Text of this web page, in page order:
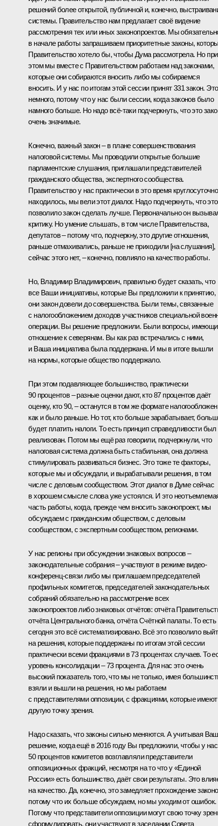
решений более открытой, публичной и, конечно,
системы. Правительство нам предлагает своё видение
рассмотрения тех или иных законопроектов. Мы
в начале работы запрашиваем приоритетные законы,
Правительство хотело бы, чтобы Дума рассмотрела. Но при
этом мы вместе с Правительством работаем над законами,
которые они собираются вносить либо мы собираемся
вносить. И у нас по итогам этой сессии принят 331 закон. Это
немного, потому что у нас были сессии, когда законов было
намного больше. Но надо всё-таки подчеркнуть, что это
очень значимые.
Конечно, важный закон – в плане совершенствования
налоговой системы. Мы проводили открытые большие
парламентские слушания, приглашали представителей
гражданского общества, экспертного сообщества.
Правительство у нас практически в это время круглосуточно
находилось, мы вели этот диалог. Надо подчеркнуть, что это
позволило закон сделать лучше. Первоначально он
критику. Но умение слышать, в том числе Правительства,
депутатов – потому что, подчеркну, это другие отношения,
раньше отмахивались, раньше не приходили [на слушания],
сейчас этого нет, – конечно, повлияло на качество работы.
Но, Владимир Владимирович, правильно будет сказать, что
все Ваши инициативы, которые Вы предложили к принятию,
они закон довели до совершенства. Были темы, связанные
с налогообложением доходов участников специальной
операции. Вы решение предложили. Были вопросы,
отношение к северянам. Вы как раз встречались с ними,
и Ваша инициатива была поддержана. И мы в итоге вышли
на нормы, которые общество поддержало.
При этом подавляющее большинство, практически
90 процентов – разные оценки дают, кто 87 процентов даёт
оценку, кто 90, – останутся в том же формате
как и было раньше. Но тот, кто больше зарабатывает,
будет платить налоги. То есть принцип справедливости был
реализован. Потом мы ещё раз говорили, подчеркнули, что
налоговая система должна быть стабильная, она должна
стимулировать развиваться бизнес. Это тоже те факторы,
которые мы и обсуждали, и вырабатывали решения, в том
числе с деловым сообществом. Этот диалог в Думе сейчас
в хорошем смысле слова уже устоялся. И это
часть работы, когда, прежде чем вносить законопроект, мы
обсуждаем с гражданским обществом, с деловым
сообществом, с экспертным сообществом, регионами.
У нас регионы при обсуждении знаковых вопросов –
законодательные собрания – участвуют в режиме видео-
конференц-связи либо мы приглашаем председателей
профильных комитетов, председателей законодательных
собраний обязательно на рассмотрение всех
законопроектов либо знаковых отчётов: отчёта
отчёта Центрального банка, отчёта Счётной палаты. То есть
сегодня это всё систематизировано. Всё это позволило
на решения, которые поддержаны по итогам этой сессии
практически всеми фракциями в 73 процентах случаев. То
уровень консолидации – 73 процента. Для нас это очень
высокий показатель того, что мы не только, имея
взяли и вышли на решения, но мы работаем
с представителями оппозиции, с фракциями, которые имеют
другую точку зрения.
Надо сказать, что законы сильно меняются. А учитывая
решение, когда ещё в 2016 году Вы предложили, чтобы у нас
50 процентов комитетов возглавляли представители
оппозиционных фракций, несмотря на то что у «Единой
России» есть большинство, даёт свои результаты. Это
на качество. Да, конечно, это замедляет прохождение
потому что их больше обсуждаем, но мы уходим от ошибок.
Потому что представители оппозиции могут свою точку
сформулировать, они участвуют в заседании Совета